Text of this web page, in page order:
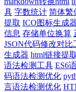
具 字数统计 简体繁
提取 ICO图标生成
信息 存储单位换算
JSON代码修改对比
生成器 html链接提
语法检测工具 ES6
码语法检测优化
言语法检测优化